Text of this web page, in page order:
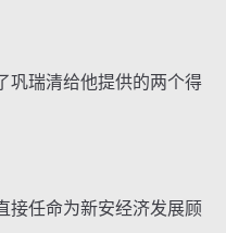
瑞清给他提供的两个得
任命为新安经济发展顾